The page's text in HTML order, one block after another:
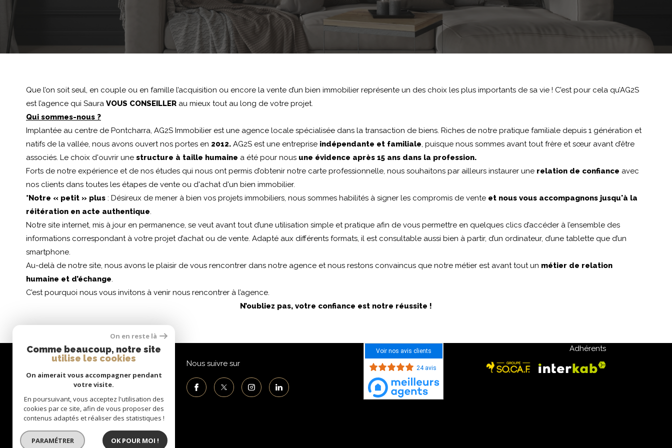
Que l’on soit seul, en couple ou en famille l’acquisition ou encore la vente d’un bien immobilier représente un des choix les plus importants de sa vie ! C’est pour cela qu’AG2S
est l’agence qui Saura VOUS CONSEILLER au mieux tout au long de votre projet.
Qui sommes-nous ?
Implantée au centre de Pontcharra, AG2S Immobilier est une agence locale spécialisée dans la transaction de biens. Riches de notre pratique familiale depuis 1 génération et
natifs de la vallée, nous avons ouvert nos portes en 2012. AG2S est une entreprise indépendante et familiale, puisque nous sommes avant tout frère et sœur avant d’être
associés. Le choix d'ouvrir une structure à taille humaine a été pour nous une évidence après 15 ans dans la profession.
Forts de notre expérience et de nos études qui nous ont permis d’obtenir notre carte professionnelle, nous souhaitons par ailleurs instaurer une relation de confiance avec
nos clients dans toutes les étapes de vente ou d'achat d'un bien immobilier.
*Notre « petit » plus : Désireux de mener à bien vos projets immobiliers, nous sommes habilités à signer les compromis de vente et nous vous accompagnons jusqu'à la
réitération en acte authentique.
Notre site internet, mis à jour en permanence, se veut avant tout d’une utilisation simple et pratique afin de vous permettre en quelques clics d’accéder à l’ensemble des
informations correspondant à votre projet d’achat ou de vente. Adapté aux différents formats, il est consultable aussi bien à partir, d’un ordinateur, d’une tablette que d’un
smartphone.
Au-delà de notre site, nous avons le plaisir de vous rencontrer dans notre agence et nous restons convaincus que notre métier est avant tout un métier de relation
humaine et d’échange.
C’est pourquoi nous vous invitons à venir nous rencontrer à l’agence.
N’oubliez pas, votre confiance est notre réussite !
AG2S Immobilier
04 76 98 49 96
contact@ag2s-immobilier.fr
18 rue Laurent Gayet
38530 pontcharra
Nous suivre sur
Voir nos avis clients
24 avis
Adhérents
On en reste là
Comme beaucoup, notre site
utilise les cookies
On aimerait vous accompagner pendant
votre visite.
En poursuivant, vous acceptez l'utilisation des
cookies par ce site, afin de vous proposer des
contenus adaptés et réaliser des statistiques !
PARAMÉTRER OK POUR MOI !